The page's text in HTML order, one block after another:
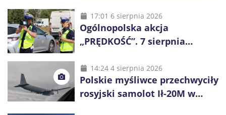
17:01 6 sierpnia 2026
Ogólnopolska akcja
„PRĘDKOŚĆ”. 7 sierpnia
14:24 4 sierpnia 2026
Polskie myśliwce przechwyciły
rosyjski samolot Ił-20M w